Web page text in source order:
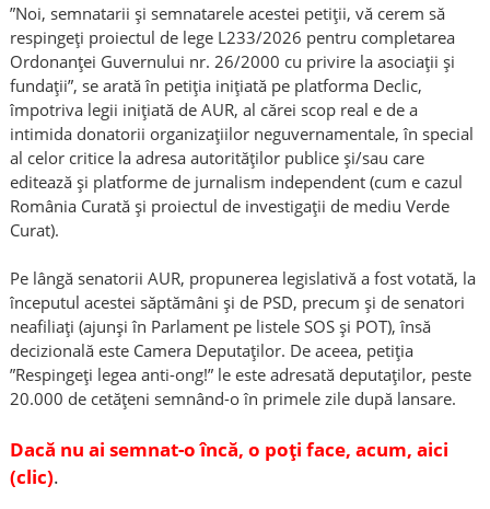
”Noi, semnatarii și semnatarele acestei petiții, vă cerem să
respingeți proiectul de lege L233/2026 pentru completarea
Ordonanței Guvernului nr. 26/2000 cu privire la asociații și
fundații”, se arată în petiția inițiată pe platforma Declic,
împotriva legii inițiată de AUR, al cărei scop real e de a
intimida donatorii organizațiilor neguvernamentale, în special
al celor critice la adresa autorităților publice și/sau care
editează și platforme de jurnalism independent (cum e cazul
România Curată și proiectul de investigații de mediu Verde
Curat).
Pe lângă senatorii AUR, propunerea legislativă a fost votată, la
începutul acestei săptămâni și de PSD, precum și de senatori
neafiliați (ajunși în Parlament pe listele SOS și POT), însă
decizională este Camera Deputaților. De aceea, petiția
”Respingeți legea anti-ong!” le este adresată deputaților, peste
20.000 de cetățeni semnând-o în primele zile după lansare.
Dacă nu ai semnat-o încă, o poți face, acum, aici
(clic).